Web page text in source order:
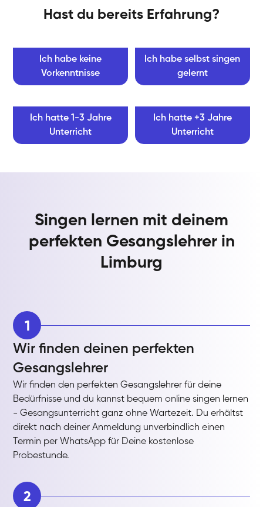
Hast du bereits Erfahrung?
Ich habe keine
Vorkenntnisse
Ich habe selbst singen
gelernt
Ich hatte 1-3 Jahre
Unterricht
Ich hatte +3 Jahre
Unterricht
Singen lernen mit deinem
perfekten Gesangslehrer in
Limburg
1
Wir finden deinen perfekten
Gesangslehrer
Wir finden den perfekten Gesangslehrer für deine
Bedürfnisse und du kannst bequem online singen lernen
- Gesangsunterricht ganz ohne Wartezeit. Du erhältst
direkt nach deiner Anmeldung unverbindlich einen
Termin per WhatsApp für Deine kostenlose
Probestunde.
2